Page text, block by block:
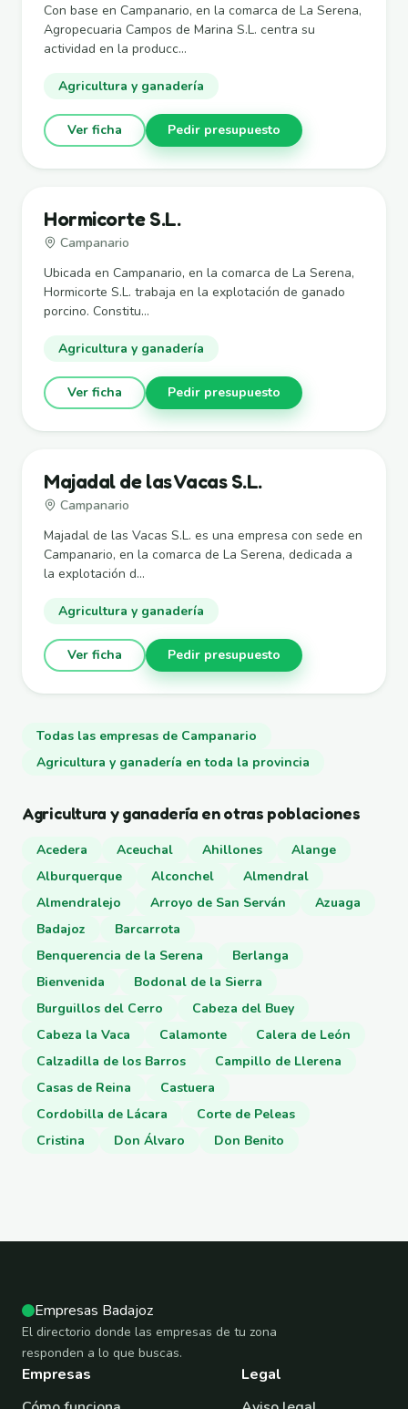
Con base en Campanario, en la comarca de La Serena,
Agropecuaria Campos de Marina S.L. centra su
actividad en la producc...
Agricultura y ganadería
Ver ficha Pedir presupuesto
Hormicorte S.L.
Campanario
Ubicada en Campanario, en la comarca de La Serena,
Hormicorte S.L. trabaja en la explotación de ganado
porcino. Constitu...
Agricultura y ganadería
Ver ficha Pedir presupuesto
Majadal de las Vacas S.L.
Campanario
Majadal de las Vacas S.L. es una empresa con sede en
Campanario, en la comarca de La Serena, dedicada a
la explotación d...
Agricultura y ganadería
Ver ficha Pedir presupuesto
Todas las empresas de Campanario
Agricultura y ganadería en toda la provincia
Agricultura y ganadería en otras poblaciones
Acedera Aceuchal Ahillones
Alange
Alburquerque
Alconchel
Almendral
Almendralejo
Arroyo de San Serván
Azuaga
Badajoz
Barcarrota
Benquerencia de la Serena
Berlanga
Bienvenida
Bodonal de la Sierra
Burguillos del Cerro
Cabeza del Buey
Cabeza la Vaca
Calamonte
Calera de León
Calzadilla de los Barros
Campillo de Llerena
Casas de Reina
Castuera
Cordobilla de Lácara
Corte de Peleas
Cristina
Don Álvaro Don Benito
Empresas Badajoz
El directorio donde las empresas de tu zona
responden a lo que buscas.
Empresas
Legal